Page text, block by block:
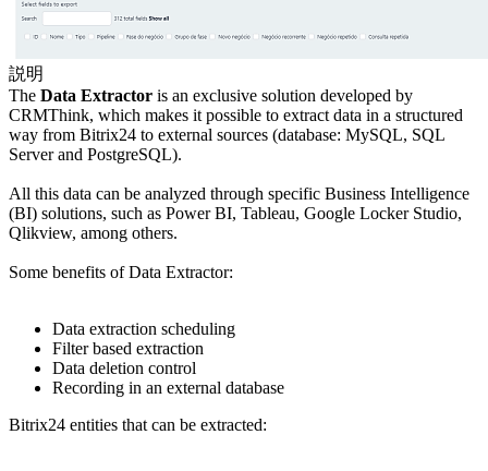
説明
The Data Extractor is an exclusive solution developed by
CRMThink, which makes it possible to extract data in a structured
way from Bitrix24 to external sources (database: MySQL, SQL
Server and PostgreSQL).
All this data can be analyzed through specific Business Intelligence
(BI) solutions, such as Power BI, Tableau, Google Locker Studio,
Qlikview, among others.
Some benefits of Data Extractor:
Data extraction scheduling
Filter based extraction
Data deletion control
Recording in an external database
Bitrix24 entities that can be extracted: